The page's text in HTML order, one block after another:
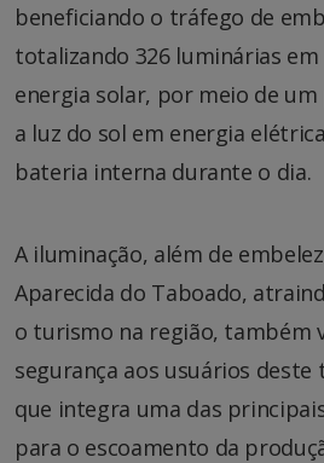
beneficiando o tráfego de
totalizando 326 luminárias
energia solar, por meio de
a luz do sol em energia
bateria interna durante o dia.
A iluminação, além de
Aparecida do Taboado,
o turismo na região, também
segurança aos usuários deste
que integra uma das
para o escoamento da